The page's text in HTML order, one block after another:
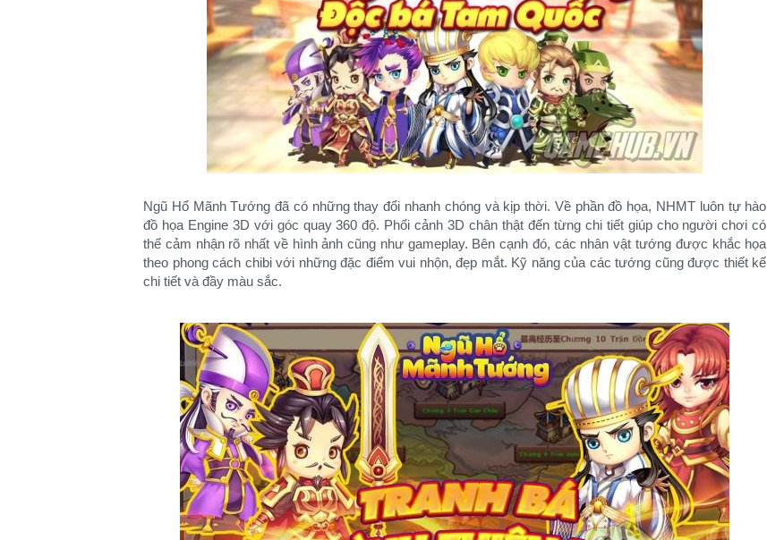
Ngũ Hổ Mãnh Tướng đã có những thay đổi nhanh chóng và kịp thời. Về phần đồ họa, NHMT luôn tự hào
đồ họa Engine 3D với góc quay 360 độ. Phối cảnh 3D chân thật đến từng chi tiết giúp cho người chơi có
thể cảm nhận rõ nhất về hình ảnh cũng như gameplay. Bên cạnh đó, các nhân vật tướng được khắc họa
theo phong cách chibi với những đặc điểm vui nhộn, đẹp mắt. Kỹ năng của các tướng cũng được thiết kế
chi tiết và đầy màu sắc.